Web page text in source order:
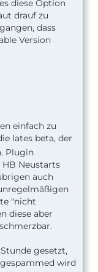
diese Option
drauf zu
dass
Version
einfach zu
lates beta, der
Plugin
Neustarts
auch
"nicht
diese aber
gesetzt,
wird